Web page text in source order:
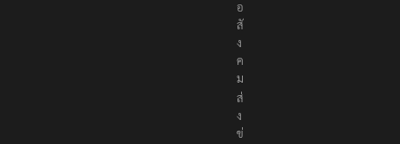
เ
พื่
อ
สั
ง
ค
ม
ส่